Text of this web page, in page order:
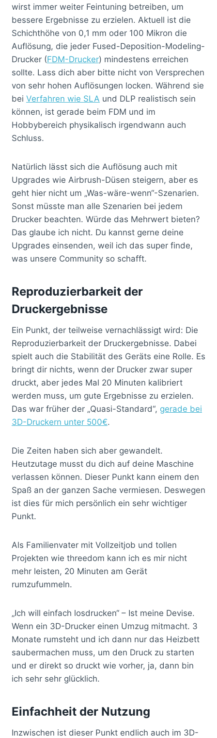
wirst immer weiter Feintuning betreiben, um
bessere Ergebnisse zu erzielen. Aktuell ist die
Schichthöhe von 0,1 mm oder 100 Mikron die
Auflösung, die jeder Fused-Deposition-Modeling-
Drucker (FDM-Drucker) mindestens erreichen
sollte. Lass dich aber bitte nicht von Versprechen
von sehr hohen Auflösungen locken. Während sie
bei Verfahren wie SLA und DLP realistisch sein
können, ist gerade beim FDM und im
Hobbybereich physikalisch irgendwann auch
Schluss.
Natürlich lässt sich die Auflösung auch mit
Upgrades wie Airbrush-Düsen steigern, aber es
geht hier nicht um „Was-wäre-wenn“-Szenarien.
Sonst müsste man alle Szenarien bei jedem
Drucker beachten. Würde das Mehrwert bieten?
Das glaube ich nicht. Du kannst gerne deine
Upgrades einsenden, weil ich das super finde,
was unsere Community so schafft.
Reproduzierbarkeit der
Druckergebnisse
Ein Punkt, der teilweise vernachlässigt wird: Die
Reproduzierbarkeit der Druckergebnisse. Dabei
spielt auch die Stabilität des Geräts eine Rolle. Es
bringt dir nichts, wenn der Drucker zwar super
druckt, aber jedes Mal 20 Minuten kalibriert
werden muss, um gute Ergebnisse zu erzielen.
Das war früher der „Quasi-Standard“, gerade bei
3D-Druckern unter 500€.
Die Zeiten haben sich aber gewandelt.
Heutzutage musst du dich auf deine Maschine
verlassen können. Dieser Punkt kann einem den
Spaß an der ganzen Sache vermiesen. Deswegen
ist dies für mich persönlich ein sehr wichtiger
Punkt.
Als Familienvater mit Vollzeitjob und tollen
Projekten wie threedom kann ich es mir nicht
mehr leisten, 20 Minuten am Gerät
rumzufummeln.
„Ich will einfach losdrucken“ – Ist meine Devise.
Wenn ein 3D-Drucker einen Umzug mitmacht. 3
Monate rumsteht und ich dann nur das Heizbett
saubermachen muss, um den Druck zu starten
und er direkt so druckt wie vorher, ja, dann bin
ich sehr sehr glücklich.
Einfachheit der Nutzung
Inzwischen ist dieser Punkt endlich auch im 3D-